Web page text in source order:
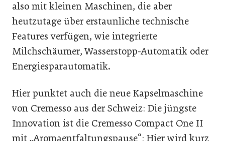
also mit kleinen Maschinen, die aber
heutzutage über erstaunliche technische
Features verfügen, wie integrierte
Milchschäumer, Wasserstopp-Automatik oder
Energiesparautomatik.
Hier punktet auch die neue Kapselmaschine
von Cremesso aus der Schweiz: Die jüngste
Innovation ist die Cremesso Compact One II
mit „Aromaentfaltungspause“: Hier wird kurz